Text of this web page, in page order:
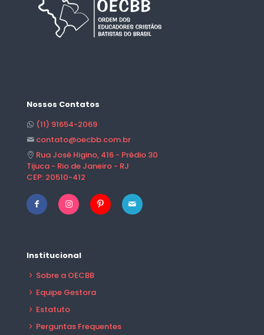
Nossos Contatos
(11) 91654-2069
contato@oecbb.com.br
Rua José Higino, 416 - Prédio 30
Tijuca - Rio de Janeiro - RJ
CEP: 20510-412
Institucional
Sobre a OECBB
Equipe Gestora
Estatuto
Perguntas Frequentes